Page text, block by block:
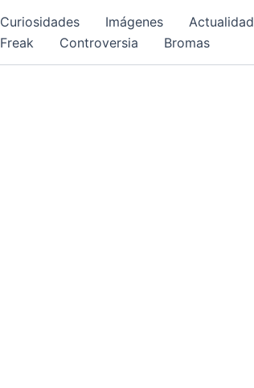
Curiosidades Imágenes Actualidad
Freak
Controversia Bromas